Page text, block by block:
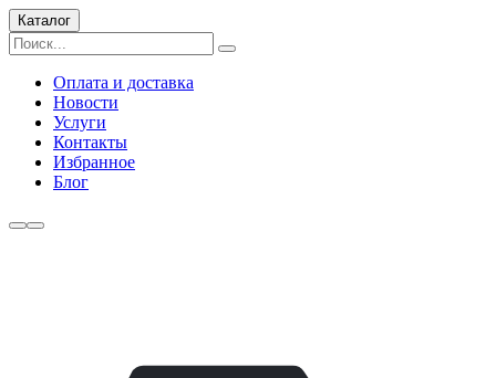
Каталог
Оплата и доставка
Новости
Услуги
Контакты
Избранное
Блог